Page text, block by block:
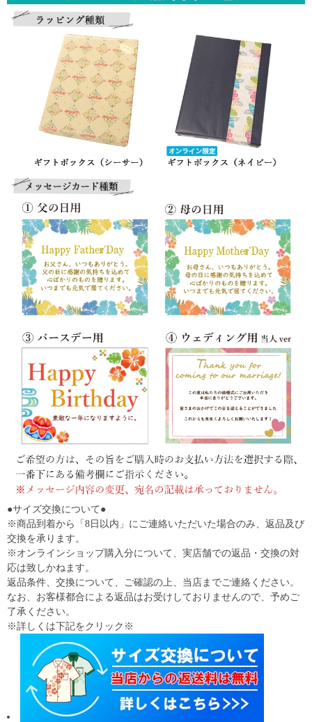
●サイズ交換について●
※商品到着から「8日以内」にご連絡いただいた場合のみ、返品及び
交換を承ります。
※オンラインショップ購入分について、実店舗での返品・交換の対
応は致しかねます。
返品条件、交換について、ご確認の上、当店までご連絡ください。
なお、お客様都合による返品はお受けしておりませんので、予めご
了承ください。
※詳しくは下記をクリック※